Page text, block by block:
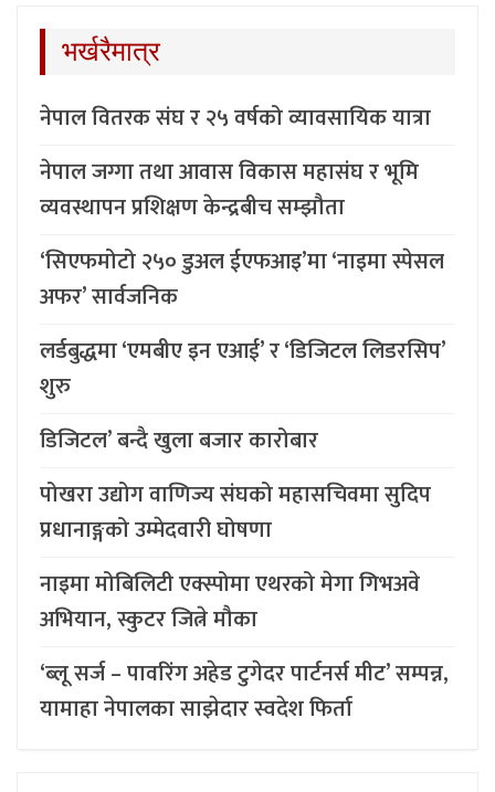
भर्खरैमात्र
नेपाल वितरक संघ र २५ वर्षको व्यावसायिक यात्रा
नेपाल जग्गा तथा आवास विकास महासंघ र भूमि
व्यवस्थापन प्रशिक्षण केन्द्रबीच सम्झौता
‘सिएफमोटो २५० डुअल ईएफआइ’मा ‘नाइमा स्पेसल
अफर’ सार्वजनिक
लर्डबुद्धमा ‘एमबीए इन एआई’ र ‘डिजिटल लिडरसिप’
शुरु
डिजिटल’ बन्दै खुला बजार कारोबार
पोखरा उद्योग वाणिज्य संघको महासचिवमा सुदिप
प्रधानाङ्गको उम्मेदवारी घोषणा
नाइमा मोबिलिटी एक्स्पोमा एथरको मेगा गिभअवे
अभियान, स्कुटर जित्ने मौका
‘ब्लू सर्ज – पावरिंग अहेड टुगेदर पार्टनर्स मीट’ सम्पन्न,
यामाहा नेपालका साझेदार स्वदेश फिर्ता